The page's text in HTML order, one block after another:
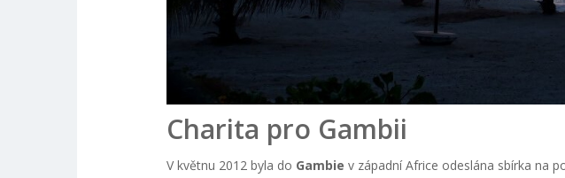
Charita pro Gambii
V květnu 2012 byla do Gambie v západní Africe odeslána sbírka na